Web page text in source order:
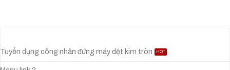
Tuyển dụng công nhân đứng máy dệt kim tròn